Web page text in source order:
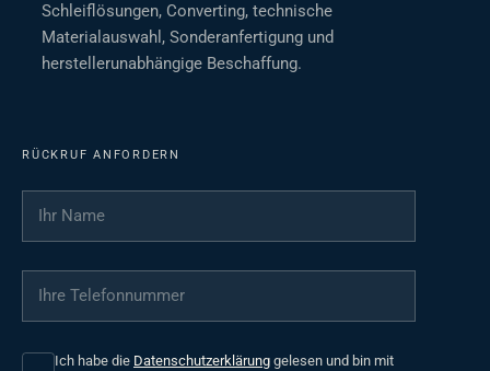
Schleiflösungen, Converting, technische
Materialauswahl, Sonderanfertigung und
herstellerunabhängige Beschaffung.
RÜCKRUF ANFORDERN
Ihr Name
Ihre Telefonnummer
Ich habe die Datenschutzerklärung gelesen und bin mit